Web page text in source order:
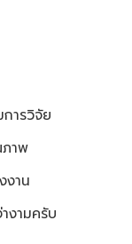
ารวิจัย
ภาพ
งาน
งามครับ